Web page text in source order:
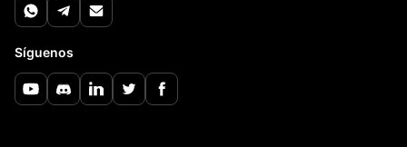
Síguenos